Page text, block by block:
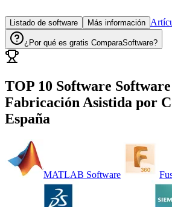
Listado de software Más información
¿Por qué es gratis ComparaSoftware?
TOP 10 Software
Fabricación Asistida por
España
MATLAB Software